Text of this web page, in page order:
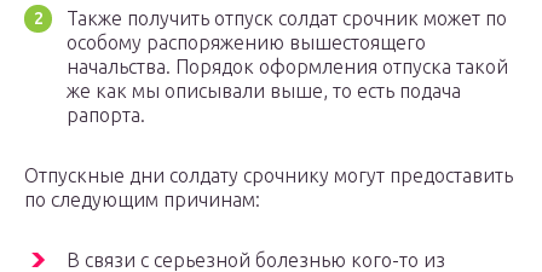
Также получить отпуск солдат срочник может по
особому распоряжению вышестоящего
начальства. Порядок оформления отпуска такой
же как мы описывали выше, то есть подача
рапорта.
Отпускные дни солдату срочнику могут предоставить
по следующим причинам:
В связи с серьезной болезнью кого-то из